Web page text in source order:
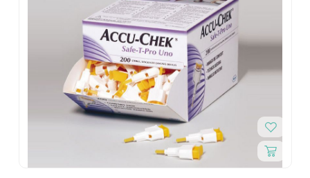
Chronische wondzorgproducten
Hydrocolloïden
Zilververbanden
Schuimverbanden